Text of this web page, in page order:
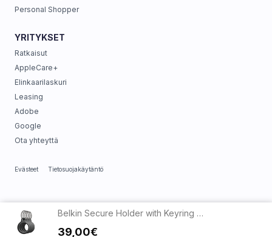
Belkin Secure Holder with Keyring for AirTag 4-pack - Black
39,00€
Personal Shopper
YRITYKSET
Ratkaisut
AppleCare+
Elinkaarilaskuri
Leasing
Adobe
Google
Ota yhteyttä
Evästeet Tietosuojakäytäntö